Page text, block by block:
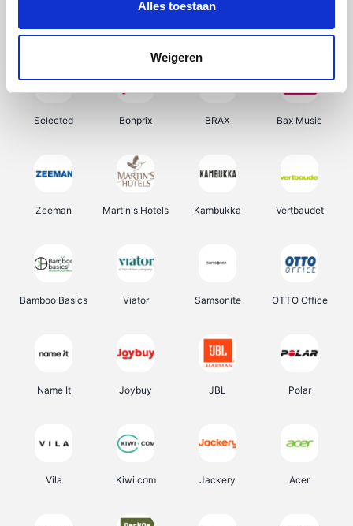
Alles toestaan
Weigeren
Samsung Delonghi Tennis Point My Jewellery
Selected Bonprix BRAX Bax Music
Zeeman Martin's Hotels Kambukka Vertbaudet
Bamboo Basics Viator Samsonite OTTO Office
Name It Joybuy JBL Polar
Vila Kiwi.com Jackery Acer